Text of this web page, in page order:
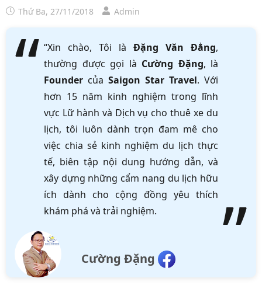
Thứ Ba, 27/11/2018 Admin
“Xin chào, Tôi là Đặng Văn Đẳng,
thường được gọi là Cường Đặng, là
Founder của Saigon Star Travel. Với
hơn 15 năm kinh nghiệm trong lĩnh
vực Lữ hành và Dịch vụ cho thuê xe du
lịch, tôi luôn dành trọn đam mê cho
việc chia sẻ kinh nghiệm du lịch thực
tế, biên tập nội dung hướng dẫn, và
xây dựng những cẩm nang du lịch hữu
ích dành cho cộng đồng yêu thích
khám phá và trải nghiệm.
Cường Đặng